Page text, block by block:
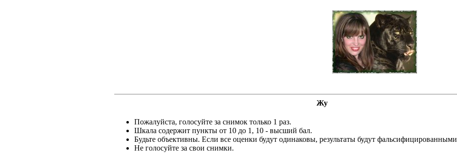
Жу
Пожалуйста, голосуйте за снимок только 1 раз.
Шкала содержит пункты от 10 до 1, 10 - высший бал.
Будьте объективны. Если все оценки будут одинаковы, результаты будут фальсифицированными
Не голосуйте за свои снимки.